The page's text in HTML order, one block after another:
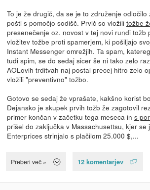
To je že drugič, da se je to združenje odločilo
pošti s pomočjo sodišč. Prvič so vložili tožbe
presenečenje oz. novost v tej novi rundi tožb
vložitev tožbe proti spamerjem, ki pošiljajo
Instant Messenger omrežjih. Ta spam,
tudi spim, se do sedaj sicer še ni tako zelo
AOLovih trditvah naj postal precej hitro zelo
vložili "preventivno" tožbo.
Gotovo se sedaj že vprašate, kakšno korist
Dejansko je skupek prvih tožb že zagotovil
primer končan v začetku tega meseca in s
prišel do zaključka v Massachusettsu, kjer se
Enterprices strinjalo s plačilom 25.000 $,...
Preberi več » 12 komentarjev